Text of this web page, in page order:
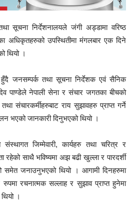
सूचना निर्देशनालयले जंगी अड्‍डामा वरिष्ठ
अधिकृतहरुको उपस्थितीमा मंगलबार एक दिने
थियो ।
हुँदै जनसम्पर्क तथा सूचना निर्देशक एवं सैनिक
पाण्डेले नेपाली सेना र संचार जगतका बीचको
संचारकर्मीहरुबाट राय सुझावहरु प्राप्त गर्ने
भएको जानकारी दिनुभएको थियो ।
जिम्मेवारी, कार्यहरु तथा चरित्र र
रहेको साथै भविष्यमा अझ बढी खुल्ला र पारदर्शी
समेत जनाउनुभएको थियो । आगामी दिनहरुमा
रुपमा रचनात्मक सल्लाह र सुझाव प्राप्त हुनेमा
।